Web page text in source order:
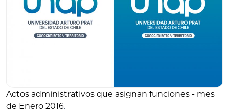
Actos administrativos que asignan funciones - mes
de Enero 2016.